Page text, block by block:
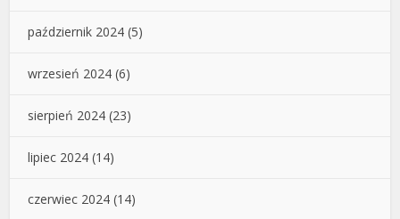
październik 2024 (5)
wrzesień 2024 (6)
sierpień 2024 (23)
lipiec 2024 (14)
czerwiec 2024 (14)